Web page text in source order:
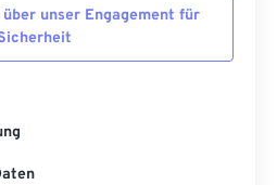
unser Engagement für